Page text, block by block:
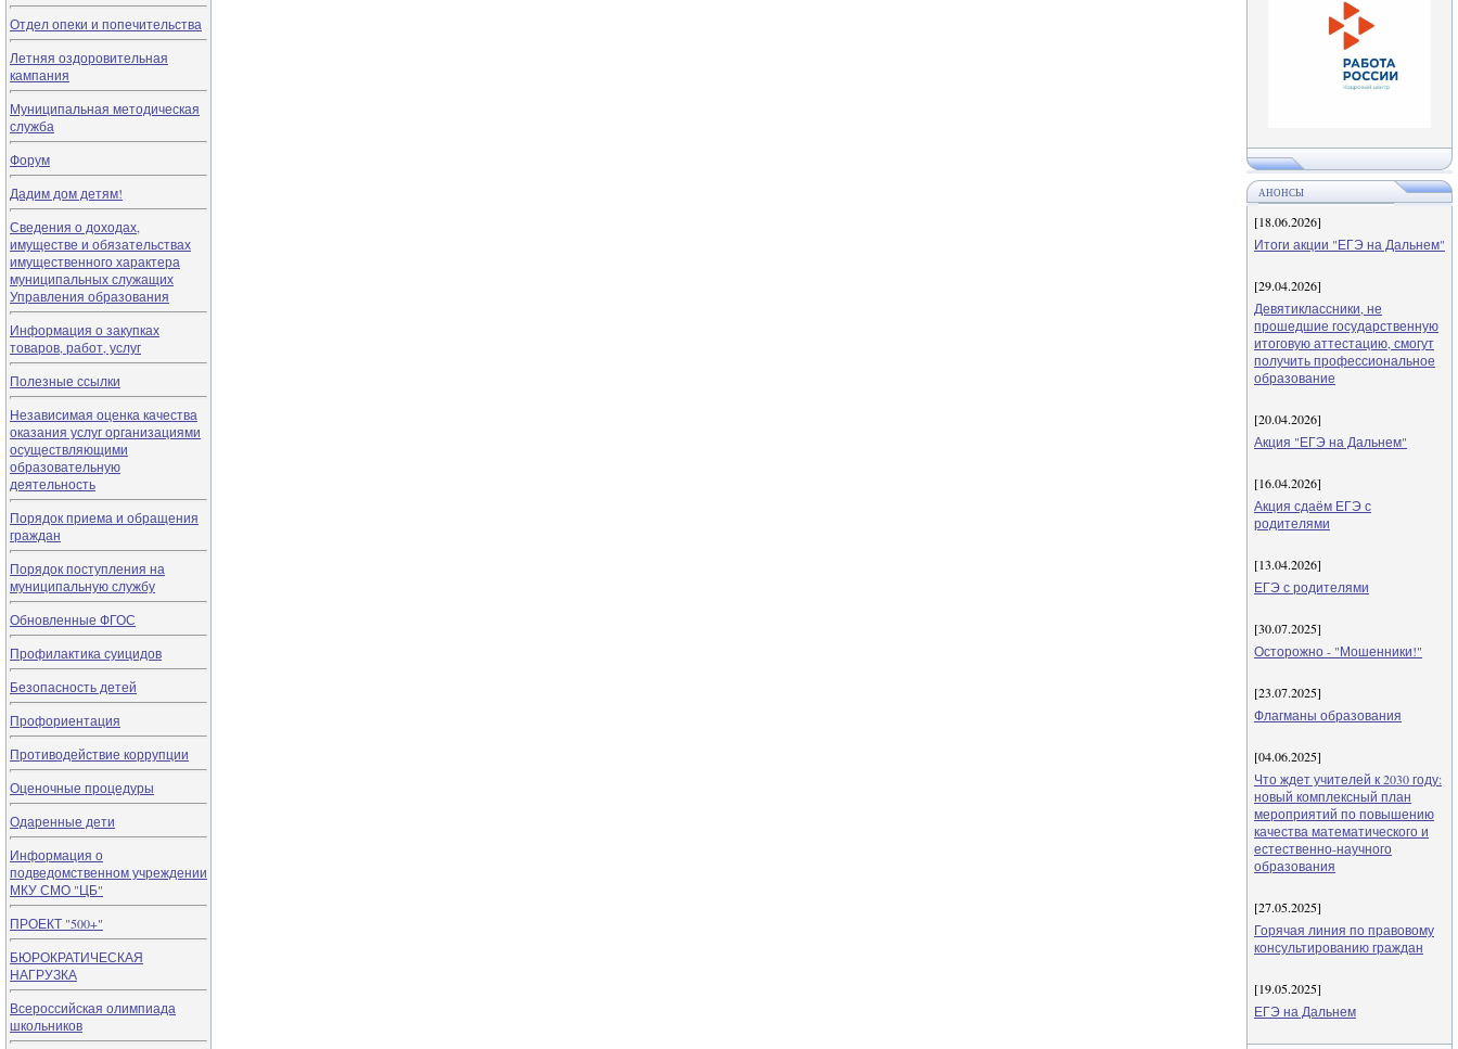
Отдел опеки и попечительства
Летняя оздоровительная
кампания
Муниципальная методическая
служба
Форум
Дадим дом детям!
Сведения о доходах,
имуществе и обязательствах
имущественного характера
муниципальных служащих
Управления образования
Информация о закупках
товаров, работ, услуг
Полезные ссылки
Независимая оценка качества
оказания услуг организациями
осуществляющими
образовательную
деятельность
Порядок приема и обращения
граждан
Порядок поступления на
муниципальную службу
Обновленные ФГОС
Профилактика суицидов
Безопасность детей
Профориентация
Противодействие коррупции
Оценочные процедуры
Одаренные дети
Информация о
подведомственном учреждении
МКУ СМО "ЦБ"
ПРОЕКТ "500+"
БЮРОКРАТИЧЕСКАЯ
НАГРУЗКА
Всероссийская олимпиада
школьников
АНОНСЫ
[18.06.2026]
Итоги акции "ЕГЭ на Дальнем"
[29.04.2026]
Девятиклассники, не
прошедшие государственную
итоговую аттестацию, смогут
получить профессиональное
образование
[20.04.2026]
Акция "ЕГЭ на Дальнем"
[16.04.2026]
Акция сдаём ЕГЭ с
родителями
[13.04.2026]
ЕГЭ с родителями
[30.07.2025]
Осторожно - "Мошенники!"
[23.07.2025]
Флагманы образования
[04.06.2025]
Что ждет учителей к 2030 году:
новый комплексный план
мероприятий по повышению
качества математического и
естественно-научного
образования
[27.05.2025]
Горячая линия по правовому
консультированию граждан
[19.05.2025]
ЕГЭ на Дальнем